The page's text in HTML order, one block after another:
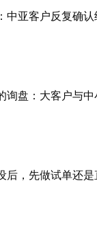
中亚客户反复确认
询盘：大客户与
后，先做试单还是